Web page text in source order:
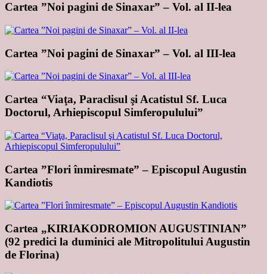
Cartea ”Noi pagini de Sinaxar” – Vol. al II-lea
Cartea ”Noi pagini de Sinaxar” – Vol. al III-lea
Cartea “Viaţa, Paraclisul şi Acatistul Sf. Luca
Doctorul, Arhiepiscopul Simferopulului”
Cartea ”Flori înmiresmate” – Episcopul Augustin
Kandiotis
Cartea „KIRIAKODROMION AUGUSTINIAN”
(92 predici la duminici ale Mitropolitului Augustin
de Florina)